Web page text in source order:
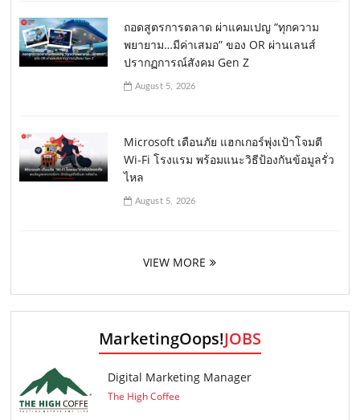
ถอดสูตรการตลาด ผ่าแคมเปญ “ทุกความ
พยายาม…มีค่าเสมอ” ของ OR ผ่านเลนส์
ปรากฏการณ์สังคม Gen Z
August 5, 2026
Microsoft เตือนภัย แฮกเกอร์พุ่งเป้าโจมตี
Wi-Fi โรงแรม พร้อมแนะวิธีป้องกันข้อมูลรั่ว
ไหล
August 5, 2026
VIEW MORE
MarketingOops!JOBS
Digital Marketing Manager
The High Coffee